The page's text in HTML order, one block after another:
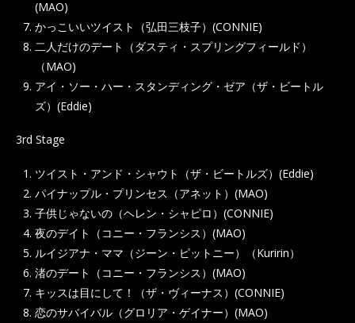
(MAO)
かっこいいツイスト（弘田三枝子）(CONNIE)
二人だけのデート（ダスティ・スプリングフィールド）
（MAO)
アイ・ソー・ハー・スタンディング・ゼア（ザ・ビートル
ズ）(Eddie)
3rd Stage
ツイスト・アンド・シャウト（ザ・ビートルズ）(Eddie)
パイナップル・プリンセス（アネット）(MAO)
子供じゃないの（ヘレン・シャピロ）(CONNIE)
夜のデイト（コニー・フランシス）(MAO)
ルイジアナ・ママ（ジーン・ピットニー）（Kuririn）
渚のデート（コニー・フランシス）(MAO)
キッスは目にして！（ザ・ヴィーナス）(CONNIE)
恋のサバイバル（グロリア・ゲイナー）(MAO)